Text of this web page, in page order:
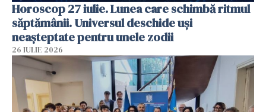
Horoscop 27 iulie. Lunea care schimbă ritmul
săptămânii. Universul deschide uși
neașteptate pentru unele zodii
26 IULIE 2026